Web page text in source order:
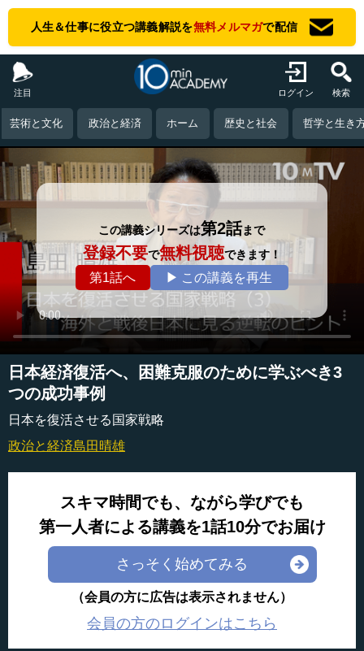
人生＆仕事に役立つ講義解説を無料メルマガで配信
注目 ログイン 検索
芸術と文化 政治と経済 ホーム 歴史と社会 哲学と生き
この講義シリーズは第2話まで
登録不要で無料視聴できます！
第1話へ ▶ この講義を再生
日本経済復活へ、困難克服のために学ぶべき3
つの成功事例
日本を復活させる国家戦略
政治と経済島田晴雄
スキマ時間でも、ながら学びでも
第一人者による講義を1話10分でお届け
さっそく始めてみる
（会員の方に広告は表示されません）
会員の方のログインはこちら